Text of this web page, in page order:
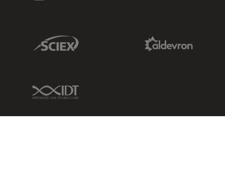
Sciex Link
IDT Link